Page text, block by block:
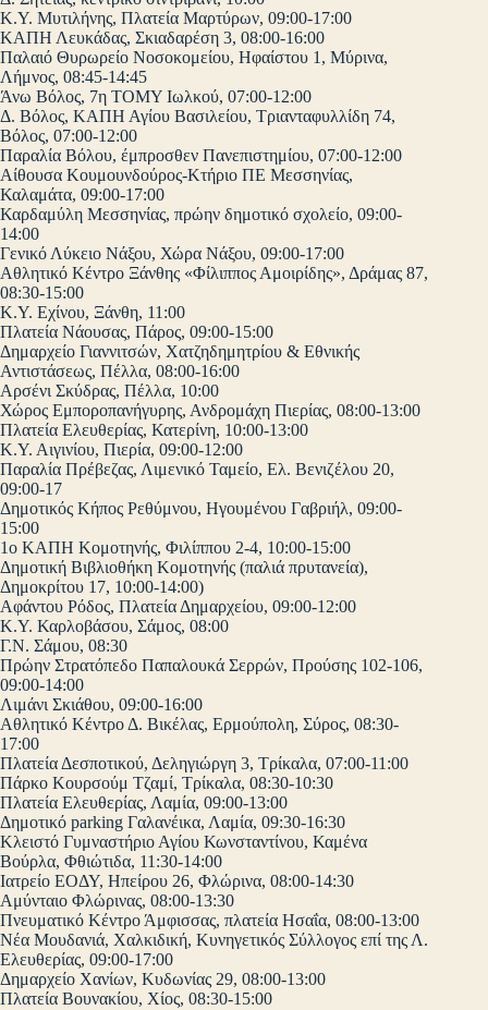
Κ.Υ. Μυτιλήνης, Πλατεία Μαρτύρων, 09:00-17:00
ΚΑΠΗ Λευκάδας, Σκιαδαρέση 3, 08:00-16:00
Παλαιό Θυρωρείο Νοσοκομείου, Ηφαίστου 1, Μύρινα,
Λήμνος, 08:45-14:45
Άνω Βόλος, 7η ΤΟΜΥ Ιωλκού, 07:00-12:00
Δ. Βόλος, ΚΑΠΗ Αγίου Βασιλείου, Τριανταφυλλίδη 74,
Βόλος, 07:00-12:00
Παραλία Βόλου, έμπροσθεν Πανεπιστημίου, 07:00-12:00
Αίθουσα Κουμουνδούρος-Κτήριο ΠΕ Μεσσηνίας,
Καλαμάτα, 09:00-17:00
Καρδαμύλη Μεσσηνίας, πρώην δημοτικό σχολείο, 09:00-
14:00
Γενικό Λύκειο Νάξου, Χώρα Νάξου, 09:00-17:00
Αθλητικό Κέντρο Ξάνθης «Φίλιππος Αμοιρίδης», Δράμας 87,
08:30-15:00
Κ.Υ. Εχίνου, Ξάνθη, 11:00
Πλατεία Νάουσας, Πάρος, 09:00-15:00
Δημαρχείο Γιαννιτσών, Χατζηδημητρίου & Εθνικής
Αντιστάσεως, Πέλλα, 08:00-16:00
Αρσένι Σκύδρας, Πέλλα, 10:00
Χώρος Εμποροπανήγυρης, Ανδρομάχη Πιερίας, 08:00-13:00
Πλατεία Ελευθερίας, Κατερίνη, 10:00-13:00
Κ.Υ. Αιγινίου, Πιερία, 09:00-12:00
Παραλία Πρέβεζας, Λιμενικό Ταμείο, Ελ. Βενιζέλου 20,
09:00-17
Δημοτικός Κήπος Ρεθύμνου, Ηγουμένου Γαβριήλ, 09:00-
15:00
1ο ΚΑΠΗ Κομοτηνής, Φιλίππου 2-4, 10:00-15:00
Δημοτική Βιβλιοθήκη Κομοτηνής (παλιά πρυτανεία),
Δημοκρίτου 17, 10:00-14:00)
Αφάντου Ρόδος, Πλατεία Δημαρχείου, 09:00-12:00
Κ.Υ. Καρλοβάσου, Σάμος, 08:00
Γ.Ν. Σάμου, 08:30
Πρώην Στρατόπεδο Παπαλουκά Σερρών, Προύσης 102-106,
09:00-14:00
Λιμάνι Σκιάθου, 09:00-16:00
Αθλητικό Κέντρο Δ. Βικέλας, Ερμούπολη, Σύρος, 08:30-
17:00
Πλατεία Δεσποτικού, Δεληγιώργη 3, Τρίκαλα, 07:00-11:00
Πάρκο Κουρσούμ Τζαμί, Τρίκαλα, 08:30-10:30
Πλατεία Ελευθερίας, Λαμία, 09:00-13:00
Δημοτικό parking Γαλανέικα, Λαμία, 09:30-16:30
Κλειστό Γυμναστήριο Αγίου Κωνσταντίνου, Καμένα
Βούρλα, Φθιώτιδα, 11:30-14:00
Ιατρείο ΕΟΔΥ, Ηπείρου 26, Φλώρινα, 08:00-14:30
Αμύνταιο Φλώρινας, 08:00-13:30
Πνευματικό Κέντρο Άμφισσας, πλατεία Ησαΐα, 08:00-13:00
Νέα Μουδανιά, Χαλκιδική, Κυνηγετικός Σύλλογος επί της Λ.
Ελευθερίας, 09:00-17:00
Δημαρχείο Χανίων, Κυδωνίας 29, 08:00-13:00
Πλατεία Βουνακίου, Χίος, 08:30-15:00